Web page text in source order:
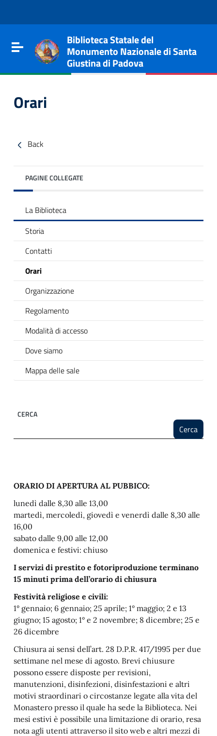
Toggle navigationBiblioteca Statale del
Monumento Nazionale di Santa
Giustina di Padova
Orari
Back
PAGINE COLLEGATE
La Biblioteca
Storia
Contatti
Orari
Organizzazione
Regolamento
Modalità di accesso
Dove siamo
Mappa delle sale
CERCA
Cerca
ORARIO DI APERTURA AL PUBBICO:
lunedì dalle 8,30 alle 13,00
martedì, mercoledì, giovedì e venerdì dalle 8,30 alle
16,00
sabato dalle 9,00 alle 12,00
domenica e festivi: chiuso
I servizi di prestito e fotoriproduzione terminano
15 minuti prima dell’orario di chiusura
Festività religiose e civili:
1° gennaio; 6 gennaio; 25 aprile; 1° maggio; 2 e 13
giugno; 15 agosto; 1° e 2 novembre; 8 dicembre; 25 e
26 dicembre
Chiusura ai sensi dell’art. 28 D.P.R. 417/1995 per due
settimane nel mese di agosto. Brevi chiusure
possono essere disposte per revisioni,
manutenzioni, disinfezioni, disinfestazioni e altri
motivi straordinari o circostanze legate alla vita del
Monastero presso il quale ha sede la Biblioteca. Nei
mesi estivi è possibile una limitazione di orario, resa
nota agli utenti attraverso il sito web e altri mezzi di